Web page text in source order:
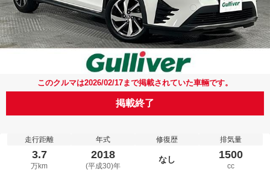
このクルマは2026/02/17まで掲載されていた車輛です。
掲載終了
走行距離
3.7
万km
年式
2018
(平成30)年
修復歴
なし
排気量
1500
cc